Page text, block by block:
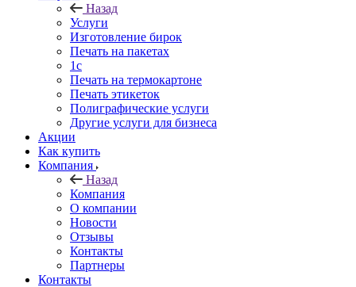
Назад
Услуги
Изготовление бирок
Печать на пакетах
1c
Печать на термокартоне
Печать этикеток
Полиграфические услуги
Другие услуги для бизнеса
Акции
Как купить
Компания
Назад
Компания
О компании
Новости
Отзывы
Контакты
Партнеры
Контакты